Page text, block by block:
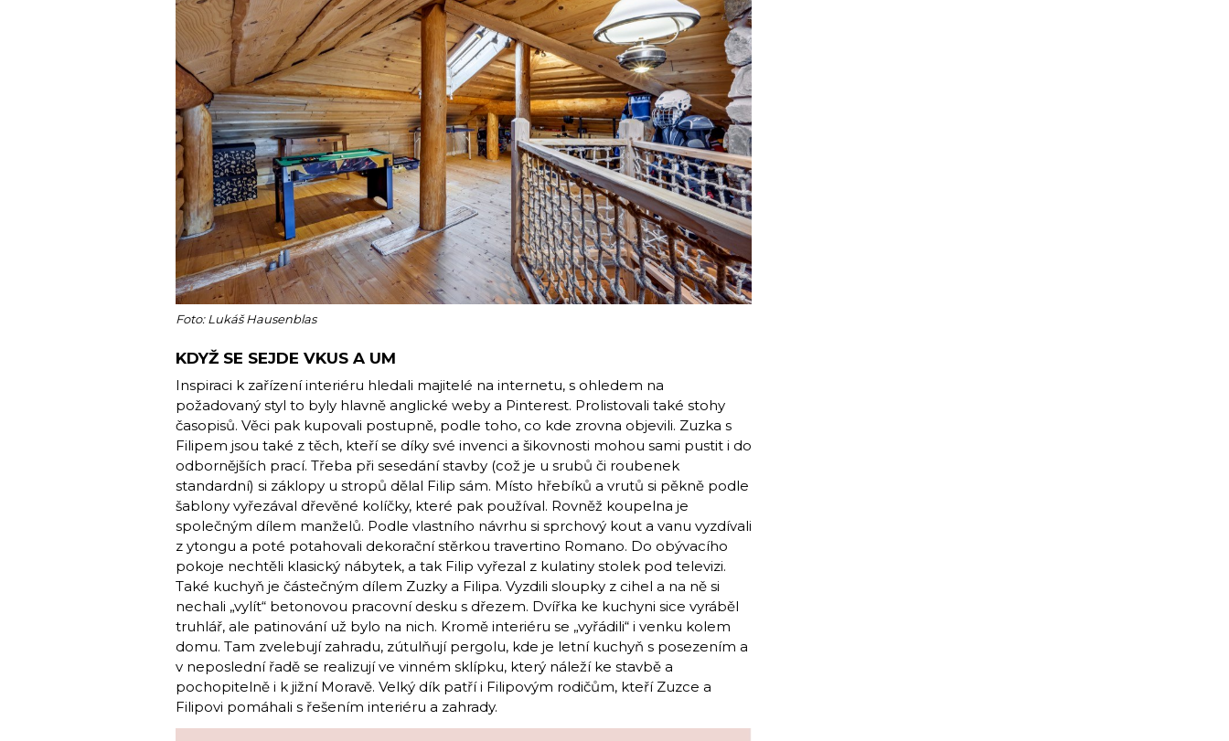
Foto: Lukáš Hausenblas
KDYŽ SE SEJDE VKUS A UM
Inspiraci k zařízení interiéru hledali majitelé na internetu, s ohledem na
požadovaný styl to byly hlavně anglické weby a Pinterest. Prolistovali také stohy
časopisů. Věci pak kupovali postupně, podle toho, co kde zrovna objevili. Zuzka s
Filipem jsou také z těch, kteří se díky své invenci a šikovnosti mohou sami pustit i do
odbornějších prací. Třeba při sesedání stavby (což je u srubů či roubenek
standardní) si záklopy u stropů dělal Filip sám. Místo hřebíků a vrutů si pěkně podle
šablony vyřezával dřevěné kolíčky, které pak používal. Rovněž koupelna je
společným dílem manželů. Podle vlastního návrhu si sprchový kout a vanu vyzdívali
z ytongu a poté potahovali dekorační stěrkou travertino Romano. Do obývacího
pokoje nechtěli klasický nábytek, a tak Filip vyřezal z kulatiny stolek pod televizi.
Také kuchyň je částečným dílem Zuzky a Filipa. Vyzdili sloupky z cihel a na ně si
nechali „vylít“ betonovou pracovní desku s dřezem. Dvířka ke kuchyni sice vyráběl
truhlář, ale patinování už bylo na nich. Kromě interiéru se „vyřádili“ i venku kolem
domu. Tam zvelebují zahradu, zútulňují pergolu, kde je letní kuchyň s posezením a
v neposlední řadě se realizují ve vinném sklípku, který náleží ke stavbě a
pochopitelně i k jižní Moravě. Velký dík patří i Filipovým rodičům, kteří Zuzce a
Filipovi pomáhali s řešením interiéru a zahrady.